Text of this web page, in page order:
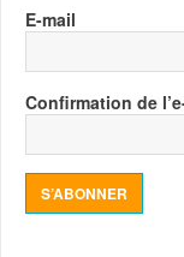
E-mail
Confirmation de
S’ABONNER